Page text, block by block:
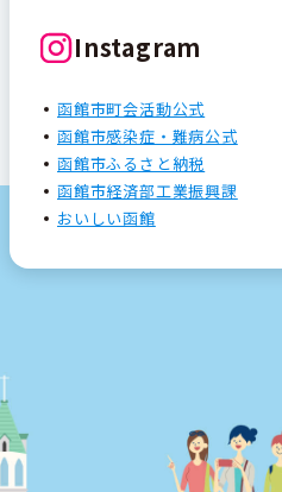
Instagram
函館市町会活動公式
函館市感染症・難病公式
函館市ふるさと納税
函館市経済部工業振興課
おいしい函館